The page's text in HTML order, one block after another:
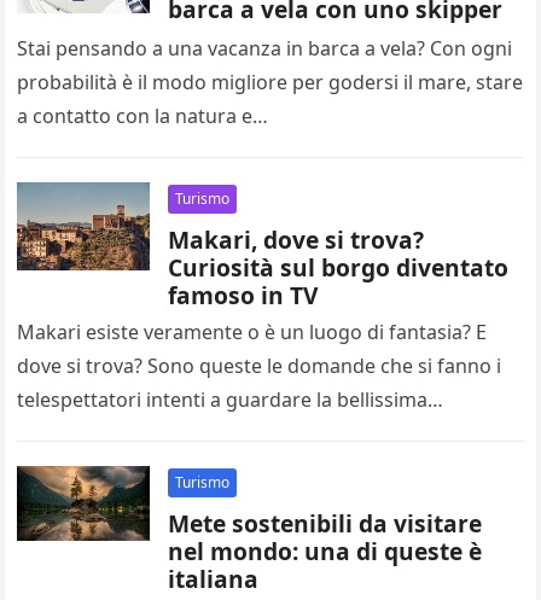
barca a vela con uno skipper
Stai pensando a una vacanza in barca a vela? Con ogni
probabilità è il modo migliore per godersi il mare, stare
a contatto con la natura e…
Turismo
Makari, dove si trova?
Curiosità sul borgo diventato
famoso in TV
Makari esiste veramente o è un luogo di fantasia? E
dove si trova? Sono queste le domande che si fanno i
telespettatori intenti a guardare la bellissima…
Turismo
Mete sostenibili da visitare
nel mondo: una di queste è
italiana